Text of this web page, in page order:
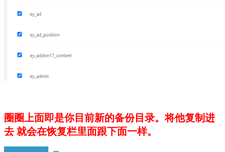
圈圈上面即是你目前新的备份目录。将他复制进
去 就会在恢复栏里面跟下面一样。